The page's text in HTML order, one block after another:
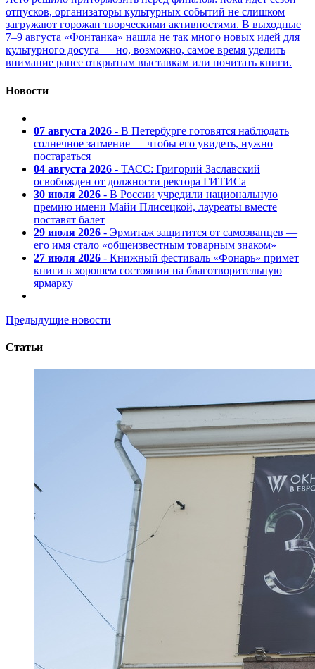
отпусков, организаторы культурных событий не слишком
загружают горожан творческими активностями. В выходные
7–9 августа «Фонтанка» нашла не так много новых идей для
культурного досуга — но, возможно, самое время уделить
внимание ранее открытым выставкам или почитать книги.
Новости
07 августа 2026 - В Петербурге готовятся наблюдать
солнечное затмение — чтобы его увидеть, нужно
постараться
04 августа 2026 - ТАСС: Григорий Заславский
освобожден от должности ректора ГИТИСа
30 июля 2026 - В России учредили национальную
премию имени Майи Плисецкой, лауреаты вместе
поставят балет
29 июля 2026 - Эрмитаж защитится от самозванцев —
его имя стало «общеизвестным товарным знаком»
27 июля 2026 - Книжный фестиваль «Фонарь» примет
книги в хорошем состоянии на благотворительную
ярмарку
Предыдущие новости
Статьи